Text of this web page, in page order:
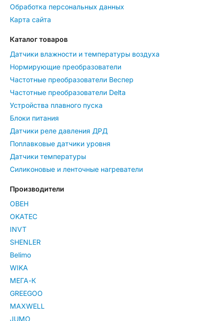
Обработка персональных данных
Карта сайта
Каталог товаров
Датчики влажности и температуры воздуха
Нормирующие преобразователи
Частотные преобразователи Веспер
Частотные преобразователи Delta
Устройства плавного пуска
Блоки питания
Датчики реле давления ДРД
Поплавковые датчики уровня
Датчики температуры
Силиконовые и ленточные нагреватели
Производители
ОВЕН
OKATEC
INVT
SHENLER
Belimo
WIKA
МЕГА-К
GREEGOO
MAXWELL
JUMO